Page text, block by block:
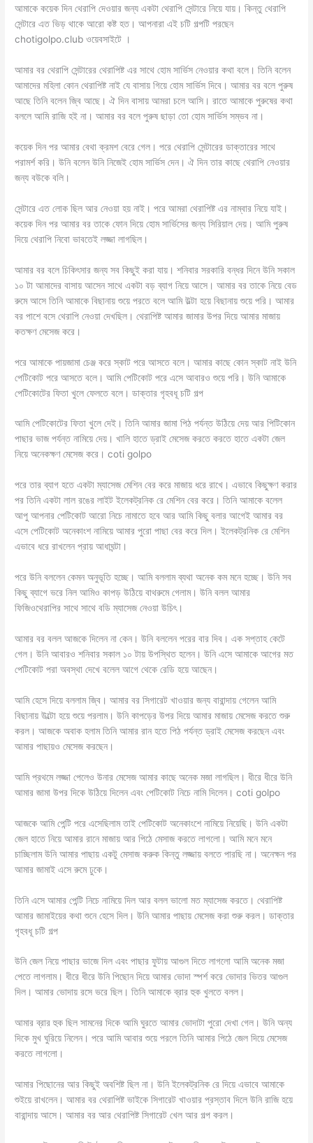
আমাকে কয়েক দিন থেরাপি দেওয়ার জন্য একটা থেরাপি সেন্টারে নিয়ে যায়। কিন্তু থেরাপি
সেন্টারে এত ভিড় থাকে আরো কষ্ট হত। আপনারা এই চটি গল্পটি পরছেন
chotigolpo.club ওয়েবসাইটে ।
আমার বর থেরাপি সেন্টারের থেরাপিষ্ট এর সাথে হোম সার্ভিস নেওয়ার কথা বলে। তিনি বলেন
আমাদের মহিলা কোন থেরাপিষ্ট নাই যে বাসায় গিয়ে হোম সার্ভিস দিবে। আমার বর বলে পুরুষ
আছে তিনি বলেন জ্বি আছে। ঐ দিন বাসায় আমরা চলে আসি। রাতে আমাকে পুরুষের কথা
বললে আমি রাজি হই না। আমার বর বলে পুরুষ ছাড়া তো হোম সার্ভিস সম্ভব না।
কয়েক দিন পর আমার বেথা ক্রমশ বেরে গেল। পরে থেরাপি সেন্টারের ডাক্তারের সাথে
পরামর্শ করি। উনি বলেন উনি নিজেই হোম সার্ভিস দেন। ঐ দিন তার কাছে থেরাপি নেওয়ার
জন্য বউকে বলি।
সেন্টারে এত লোক ছিল আর নেওয়া হয় নাই। পরে আমরা থেরাপিষ্ট এর নাম্বার নিয়ে যাই।
কয়েক দিন পর আমার বর তাকে ফোন দিয়ে হোম সার্ভিসের জন্য সিরিয়াল দেয়। আমি পুরুষ
দিয়ে থেরাপি নিবো ভাবতেই লজ্জা লাগছিল।
আমার বর বলে চিকিৎসার জন্য সব কিছুই করা যায়। শনিবার সরকারি বন্ধর দিনে উনি সকাল
১০ টা আমাদের বাসায় আসেন সাথে একটা বড় ব্যাগ নিয়ে আসে। আমার বর তাকে নিয়ে বেড
রুমে আসে তিনি আমাকে বিছানায় শুয়ে পরতে বলে আমি উল্টা হয়ে বিছানায় শুয়ে পরি। আমার
বর পাশে বসে থেরাপি নেওয়া দেখছিল। থেরাপিষ্ট আমার জামার উপর দিয়ে আমার মাজায়
কতক্ষণ মেসেজ করে।
পরে আমাকে পায়জামা চেঞ্জ করে স্কাট পরে আসতে বলে। আমার কাছে কোন স্কাট নাই উনি
পেটিকোট পরে আসতে বলে। আমি পেটিকোট পরে এসে আবারও শুয়ে পরি। উনি আমাকে
পেটিকোটের ফিতা খুলে ফেলতে বলে। ডাক্তার গৃহবধূ চটি গল্প
আমি পেটিকোটের ফিতা খুলে দেই। তিনি আমার জামা পিঠ পর্যন্ত উঠিয়ে দেয় আর পিটিকোন
পাছার ভাজ পর্যন্ত নামিয়ে দেয়। খালি হাতে ড্রাই মেসেজ করতে করতে হাতে একটা জেল
নিয়ে অনেকক্ষণ মেসেজ করে। coti golpo
পরে তার ব্যাগ হতে একটা ম্যাসেজ মেশিন বের করে মাজায় ধরে রাখে। এভাবে কিছুক্ষণ করার
পর তিনি একটা লাল রঙের লাইট ইলেকট্রনিক রে মেশিন বের করে। তিনি আমাকে বলেল
আপু আপনার পেটিকোট আরো নিচে নামাতে হবে আর আমি কিছু বলার আগেই আমার বর
এসে পেটিকোট অনেকাংশ নামিয়ে আমার পুরো পাছা বের করে দিল। ইলেকট্রনিক রে মেশিন
এভাবে ধরে রাখলেন প্রায় আধাঘন্টা।
পরে উনি বললেন কেমন অনুভূতি হচ্ছে। আমি বললাম ব্যথা অনেক কম মনে হচ্ছে। উনি সব
কিছু ব্যাগে ভরে নিল আমিও কাপড় উঠিয়ে বাথরুমে গেলাম। উনি বলল আমার
ফিজিওথেরাপির সাথে সাথে বডি ম্যাসেজ নেওয়া উচিৎ।
আমার বর বলল আজকে দিলেন না কেন। উনি বললেন পরের বার দিব। এক সপ্তাহ কেটে
গেল। উনি আবারও শনিবার সকাল ১০ টায় উপস্থিত হলেন। উনি এসে আমাকে আগের মত
পেটিকোট পরা অবস্থা দেখে বলেল আগে থেকে রেডি হয়ে আছেন।
আমি হেসে দিয়ে বললাম জ্বি। আমার বর সিগারেট খাওয়ার জন্য বারান্দায় গেলেন আমি
বিছানায় উল্টো হয়ে শুয়ে পরলাম। উনি কাপড়ের উপর দিয়ে আমার মাজায় মেসেজ করতে শুরু
করল। আজকে অবাক হলাম তিনি আমার রান হতে পিঠ পর্যন্ত ড্রাই মেসেজ করছেন এবং
আমার পাছায়ও মেসেজ করছেন।
আমি প্রথমে লজ্জা পেলেও উনার মেসেজ আমার কাছে অনেক মজা লাগছিল। ধীরে ধীরে উনি
আমার জামা উপর দিকে উঠিয়ে দিলেন এবং পেটিকোট নিচে নামি দিলেন। coti golpo
আজকে আমি পেন্টি পরে এসেছিলাম তাই পেটিকোট অনেকাংশে নামিয়ে নিয়েছি। উনি একটা
জেল হাতে নিয়ে আমার রানে মাজায় আর পিঠে মেসাজ করতে লাগলো। আমি মনে মনে
চাচ্ছিলাম উনি আমার পাছায় একটু মেসাজ করুক কিন্তু লজ্জায় বলতে পারছি না। অনেক্ষন পর
আমার জামাই এসে রুমে ঢুকে।
তিনি এসে আমার পেন্টি নিচে নামিয়ে দিল আর বলল ভালো মত ম্যাসেজ করতে। থেরাপিষ্ট
আমার জামাইয়ের কথা শুনে হেসে দিল। উনি আমার পাছায় মেসেজ করা শুরু করল। ডাক্তার
গৃহবধূ চটি গল্প
উনি জেল নিয়ে পাছার ভাজে দিল এবং পাছার ফুটায় আগুল দিতে লাগলো আমি অনেক মজা
পেতে লাগলাম। ধীরে ধীরে উনি পিছোন দিয়ে আমার ভোদা স্পর্শ করে ভোদার ভিতর আগুল
দিল। আমার ভোদায় রসে ভরে ছিল। তিনি আমাকে ব্রার হুক খুলতে বলল।
আমার ব্রার হুক ছিল সামনের দিকে আমি ঘুরতে আমার ভোদাটা পুরো দেখা গেল। উনি অন্য
দিকে মুখ ঘুরিয়ে নিলেন। পরে আমি আবার শুয়ে পরলে তিনি আমার পিঠে জেল দিয়ে মেসেজ
করতে লাগলো।
আমার পিছোনের আর কিছুই অবশিষ্ট ছিল না। উনি ইলেকট্রনিক রে দিয়ে এভাবে আমাকে
শুইয়ে রাখলেন। আমার বর থেরাপিষ্ট ভাইকে সিগারেট খাওয়ার প্রস্তাব দিলে উনি রাজি হয়ে
বারান্দায় আসে। আমার বর আর থেরাপিষ্ট সিগারেট খেল আর গল্প করল।